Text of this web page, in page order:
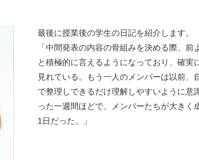
最後に授業後の学生の日記を紹介します。
「中間発表の内容の骨組みを決める際、
と積極的に言えるようになっており、確
見れている。もう一人のメンバーは以前
で整理しできるだけ理解しやすいように意
った一週間ほどで、メンバーたちが大き
1日だった。」